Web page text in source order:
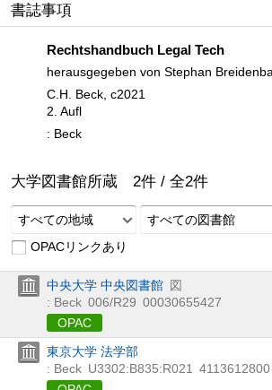
書誌事項
Rechtshandbuch Legal Tech
herausgegeben von Stephan
C.H. Beck, c2021
2. Aufl
: Beck
大学図書館所蔵 2件 / 全2件
すべての地域
すべての図書館
OPACリンクあり
中央大学 中央図書館 図
: Beck 006/R29 00030655427
OPAC
東京大学 法学部
: Beck U3302:B835:R021
4113612800